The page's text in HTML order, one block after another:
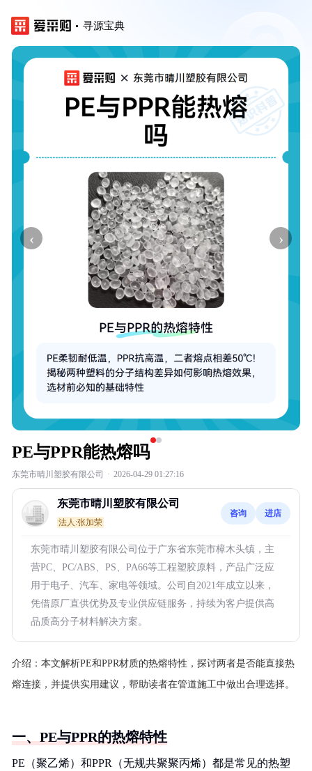
寻源宝典
‹ ›
PE与PPR能热熔吗
东莞市晴川塑胶有限公司 · 2026-04-29 01:27:16
东莞市晴川塑胶有限公司
法人:张加荣
咨询 进店
东莞市晴川塑胶有限公司位于广东省东莞市樟木头镇，主
营PC、PC/ABS、PS、PA66等工程塑胶原料，产品广泛应
用于电子、汽车、家电等领域。公司自2021年成立以来，
凭借原厂直供优势及专业供应链服务，持续为客户提供高
品质高分子材料解决方案。
介绍： 本文解析PE和PPR材质的热熔特性，探讨两者是否能直接热
熔连接，并提供实用建议，帮助读者在管道施工中做出合理选择。
一、PE与PPR的热熔特性
PE（聚乙烯）和PPR（无规共聚聚丙烯）都是常见的热塑